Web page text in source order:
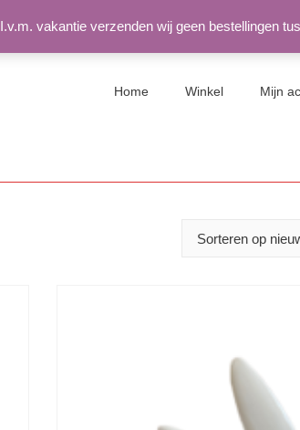
I.v.m. vakantie verzenden wij geen bestellingen
Home Winkel Mijn